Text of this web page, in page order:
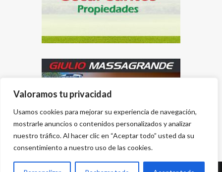
Valoramos tu privacidad
Usamos cookies para mejorar su experiencia de navegación,
mostrarle anuncios o contenidos personalizados y analizar
nuestro tráfico. Al hacer clic en “Aceptar todo” usted da su
consentimiento a nuestro uso de las cookies.